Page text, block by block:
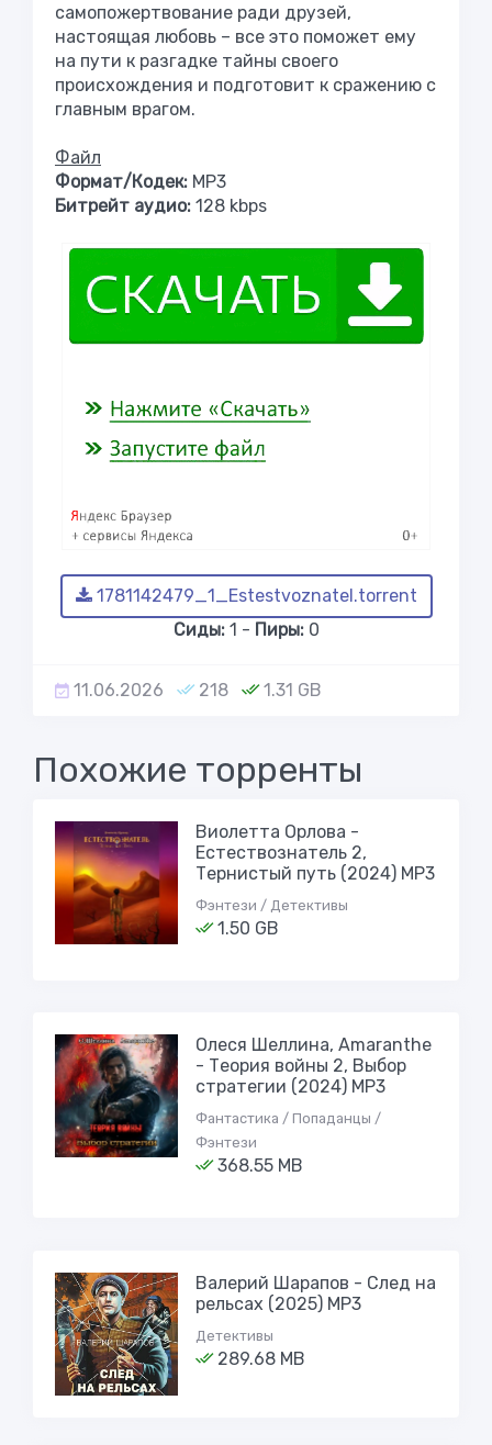
самопожертвование ради друзей,
настоящая любовь – все это поможет ему
на пути к разгадке тайны своего
происхождения и подготовит к сражению с
главным врагом.
Файл
Формат/Кодек: МР3
Битрейт аудио: 128 kbps
1781142479_1_Estestvoznatel.torrent
Сиды:1 - Пиры:0
11.06.2026 218 1.31 GB
Похожие торренты
Виолетта Орлова -
Естествознатель 2,
Тернистый путь (2024) МР3
Фэнтези / Детективы
1.50 GB
Олеся Шеллина, Amaranthe
- Теория войны 2, Выбор
стратегии (2024) МР3
Фантастика / Попаданцы /
Фэнтези
368.55 MB
Валерий Шарапов - След на
рельсах (2025) MP3
Детективы
289.68 MB